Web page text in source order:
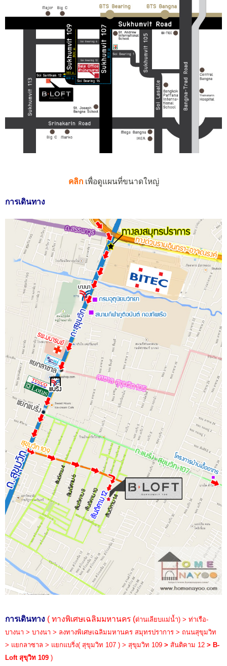
คลิก เพื่อดูแผนที่ขนาดใหญ่
การเดินทาง
การเดินทาง ( ทางพิเศษเฉลิมมหานคร (ด่านเลียบแม่น้ำ) > ท่าเรือ-
บางนา > บางนา > ลงทางพิเศษเฉลิมมหานคร สมุทรปราการ > ถนนสุขุมวิท
> แยกลาซาล > แยกแบริ่ง( สุขุมวิท 107 ) > สุขุมวิท 109 > สันติคาม 12 > B-
Loft สุขุวิท 109 )